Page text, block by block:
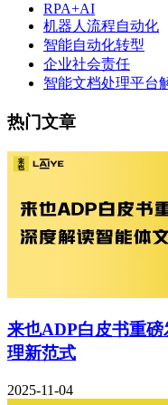
RPA+AI
机器人流程自动化
智能自动化转型
企业社会责任
智能文档处理平台
热门文章
来也ADP白皮书重
理新范式
2025-11-04